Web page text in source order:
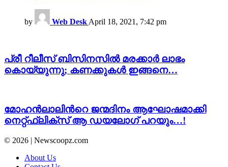
by Web Desk April 18, 2021, 7:42 pm
പ്രീ റീലീസ് ബിസിനസിൽ മരക്കാർ ലാഭം
കൊയ്യുന്നു; കണക്കുകൾ ഇങ്ങനെ…
മോഹൻലാലിന്‍റെ ജന്മദിനം ആഘോഷമാക്കി
നെറ്റ്ഫ്ലിക്സ് ആ ഡയലോഗ് പറയും…!
© 2026 | Newscoopz.com
About Us